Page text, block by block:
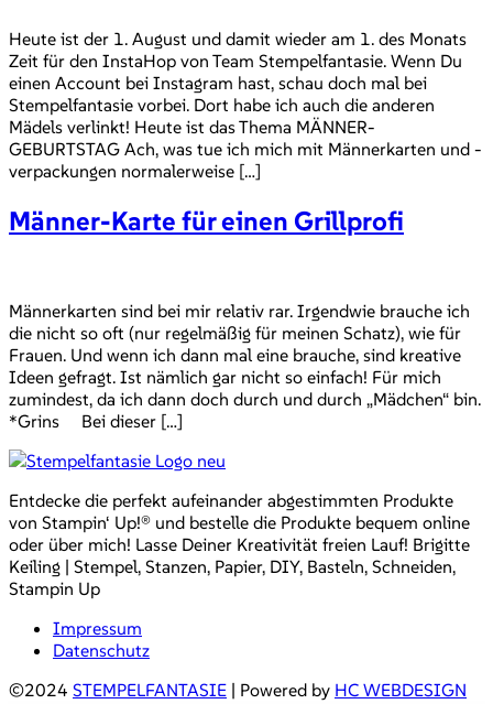
Heute ist der 1. August und damit wieder am 1. des Monats
Zeit für den InstaHop von Team Stempelfantasie. Wenn Du
einen Account bei Instagram hast, schau doch mal bei
Stempelfantasie vorbei. Dort habe ich auch die anderen
Mädels verlinkt! Heute ist das Thema MÄNNER-
GEBURTSTAG Ach, was tue ich mich mit Männerkarten und -
verpackungen normalerweise […]
Männer-Karte für einen Grillprofi
Männerkarten sind bei mir relativ rar. Irgendwie brauche ich
die nicht so oft (nur regelmäßig für meinen Schatz), wie für
Frauen. Und wenn ich dann mal eine brauche, sind kreative
Ideen gefragt. Ist nämlich gar nicht so einfach! Für mich
zumindest, da ich dann doch durch und durch „Mädchen“ bin.
*Grins Bei dieser […]
Entdecke die perfekt aufeinander abgestimmten Produkte
von Stampin‘ Up!® und bestelle die Produkte bequem online
oder über mich! Lasse Deiner Kreativität freien Lauf! Brigitte
Keiling | Stempel, Stanzen, Papier, DIY, Basteln, Schneiden,
Stampin Up
Impressum
Datenschutz
©2024 STEMPELFANTASIE | Powered by HC WEBDESIGN